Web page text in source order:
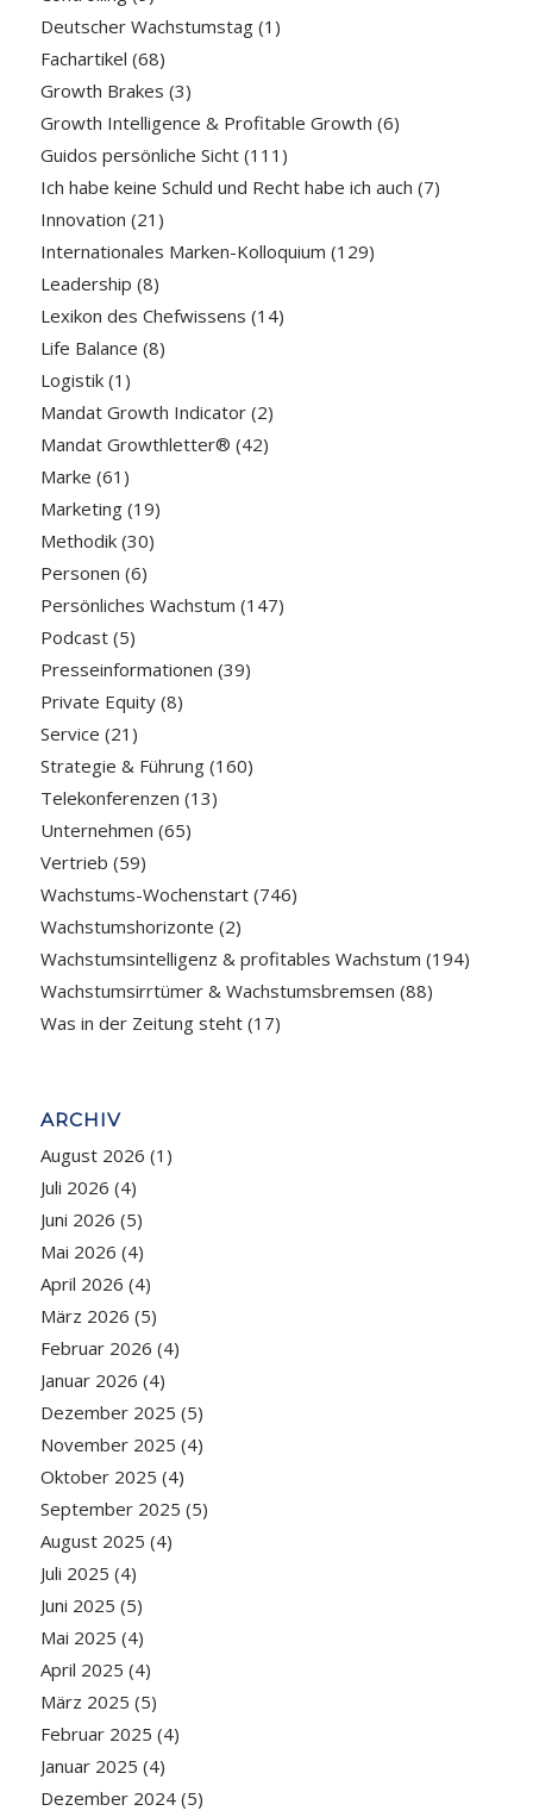
Deutscher Wachstumstag(1)
Fachartikel (68)
Growth Brakes (3)
Growth Intelligence & Profitable Growth (6)
Guidos persönliche Sicht(111)
Ich habe keine Schuld und Recht habe ich auch (7)
Innovation (21)
Internationales Marken-Kolloquium (129)
Leadership (8)
Lexikon des Chefwissens (14)
Life Balance (8)
Logistik(1)
Mandat Growth Indicator(2)
Mandat Growthletter® (42)
Marke (61)
Marketing(19)
Methodik(30)
Personen (6)
Persönliches Wachstum (147)
Podcast(5)
Presseinformationen (39)
Private Equity(8)
Service (21)
Strategie & Führung(160)
Telekonferenzen (13)
Unternehmen (65)
Vertrieb (59)
Wachstums-Wochenstart(746)
Wachstumshorizonte (2)
Wachstumsintelligenz & profitables Wachstum (194)
Wachstumsirrtümer & Wachstumsbremsen (88)
Was in der Zeitung steht(17)
ARCHIV
August 2026 (1)
Juli 2026 (4)
Juni 2026 (5)
Mai 2026 (4)
April 2026 (4)
März 2026 (5)
Februar 2026 (4)
Januar 2026 (4)
Dezember 2025 (5)
November 2025 (4)
Oktober 2025 (4)
September 2025 (5)
August 2025 (4)
Juli 2025 (4)
Juni 2025 (5)
Mai 2025 (4)
April 2025 (4)
März 2025 (5)
Februar 2025 (4)
Januar 2025 (4)
Dezember 2024(5)